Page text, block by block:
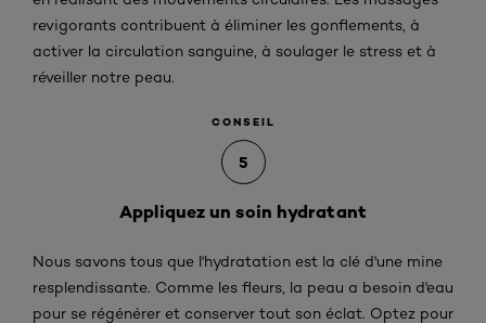
revigorants contribuent à éliminer les gonflements, à
activer la circulation sanguine, à soulager le stress et à
réveiller notre peau.
CONSEIL
5
Appliquez un soin hydratant
Nous savons tous que l'hydratation est la clé d'une mine
resplendissante. Comme les fleurs, la peau a besoin d'eau
pour se régénérer et conserver tout son éclat. Optez pour